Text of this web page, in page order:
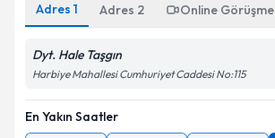
Adres 1 Adres 2 Online Görüşme
Dyt. Hale Taşgın
Harbiye Mahallesi Cumhuriyet Caddesi No:115
En Yakın Saatler